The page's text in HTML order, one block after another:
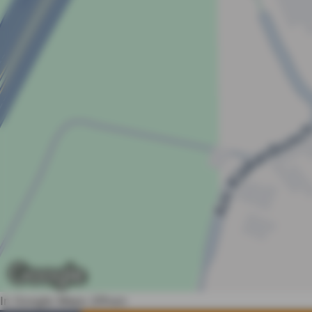
In Google Maps öffnen